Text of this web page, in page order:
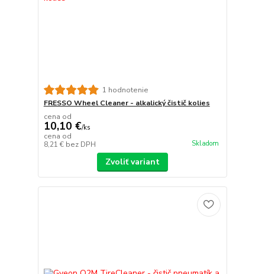
1 hodnotenie
FRESSO Wheel Cleaner - alkalický čistič kolies
cena od
10,10 €/ks
cena od
8,21 € bez DPH Skladom
Zvoliť variant